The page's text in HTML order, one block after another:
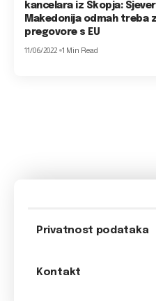
kancelara iz Skopja:
Makedonija odmah treba
pregovore s EU
11/06/2022 1 Min Read
Privatnost podataka
Kontakt